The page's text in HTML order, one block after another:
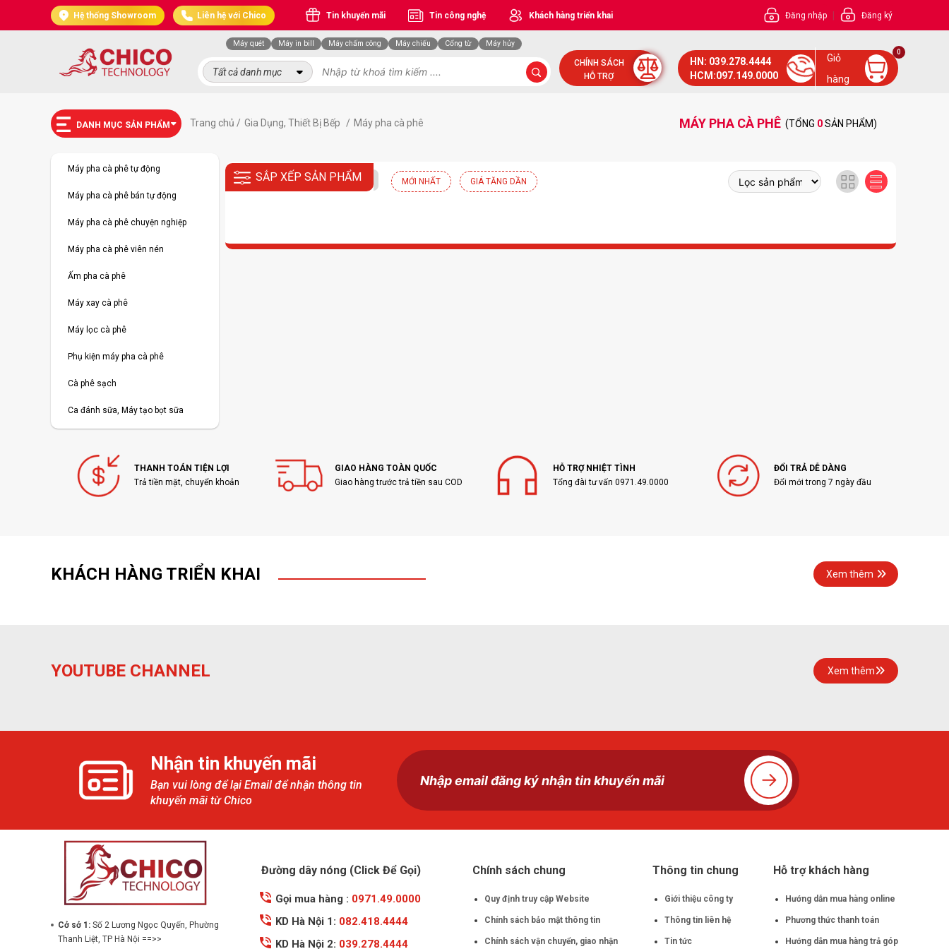
Hệ thống Showroom Liên hệ với Chico Tin khuyến mãi Tin công nghệ Khách hàng triển khai Đăng nhập | Đăng ký
Máy quét Máy in bill Máy chấm công Máy chiếu Cổng từ Máy hủy
Tất cả danh mục
CHÍNH SÁCH
HỖ TRỢ
HN: 039.278.4444
HCM:097.149.0000
Giỏ
hàng
0
DANH MỤC SẢN PHẨM Trang chủ / Gia Dụng, Thiết Bị Bếp / Máy pha cà phê MÁY PHA CÀ PHÊ (TỔNG 0SẢN PHẨM)
Máy pha cà phê tự động
Máy pha cà phê bán tự động
Máy pha cà phê chuyện nghiệp
Máy pha cà phê viên nén
Ấm pha cà phê
Máy xay cà phê
Máy lọc cà phê
Phụ kiện máy pha cà phê
Cà phê sạch
Ca đánh sữa, Máy tạo bọt sữa
SẮP XẾP SẢN PHẨM MỚI NHẤT GIÁ TĂNG DẦN
THANH TOÁN TIỆN LỢI
Trả tiền mặt, chuyển khoản
GIAO HÀNG TOÀN QUỐC
Giao hàng trước trả tiền sau COD
HỖ TRỢ NHIỆT TÌNH
Tổng đài tư vấn 0971.49.0000
ĐỔI TRẢ DỄ DÀNG
Đổi mới trong 7 ngày đầu
KHÁCH HÀNG TRIỂN KHAI Xem thêm
YOUTUBE CHANNEL Xem thêm
Nhận tin khuyến mãi
Bạn vui lòng để lại Email để nhận thông tin
khuyến mãi từ Chico
Cở sở 1: Số 2 Lương Ngọc Quyến, Phường
Thanh Liệt, TP Hà Nội ==>>
Đường dây nóng (Click Để Gọi)
Gọi mua hàng : 0971.49.0000
KD Hà Nội 1: 082.418.4444
KD Hà Nội 2: 039.278.4444
Chính sách chung
Quy định truy cập Website
Chính sách bảo mật thông tin
Chính sách vận chuyển, giao nhận
Thông tin chung
Giới thiệu công ty
Thông tin liên hệ
Tin tức
Hỗ trợ khách hàng
Hướng dẫn mua hàng online
Phương thức thanh toán
Hướng dẫn mua hàng trả góp